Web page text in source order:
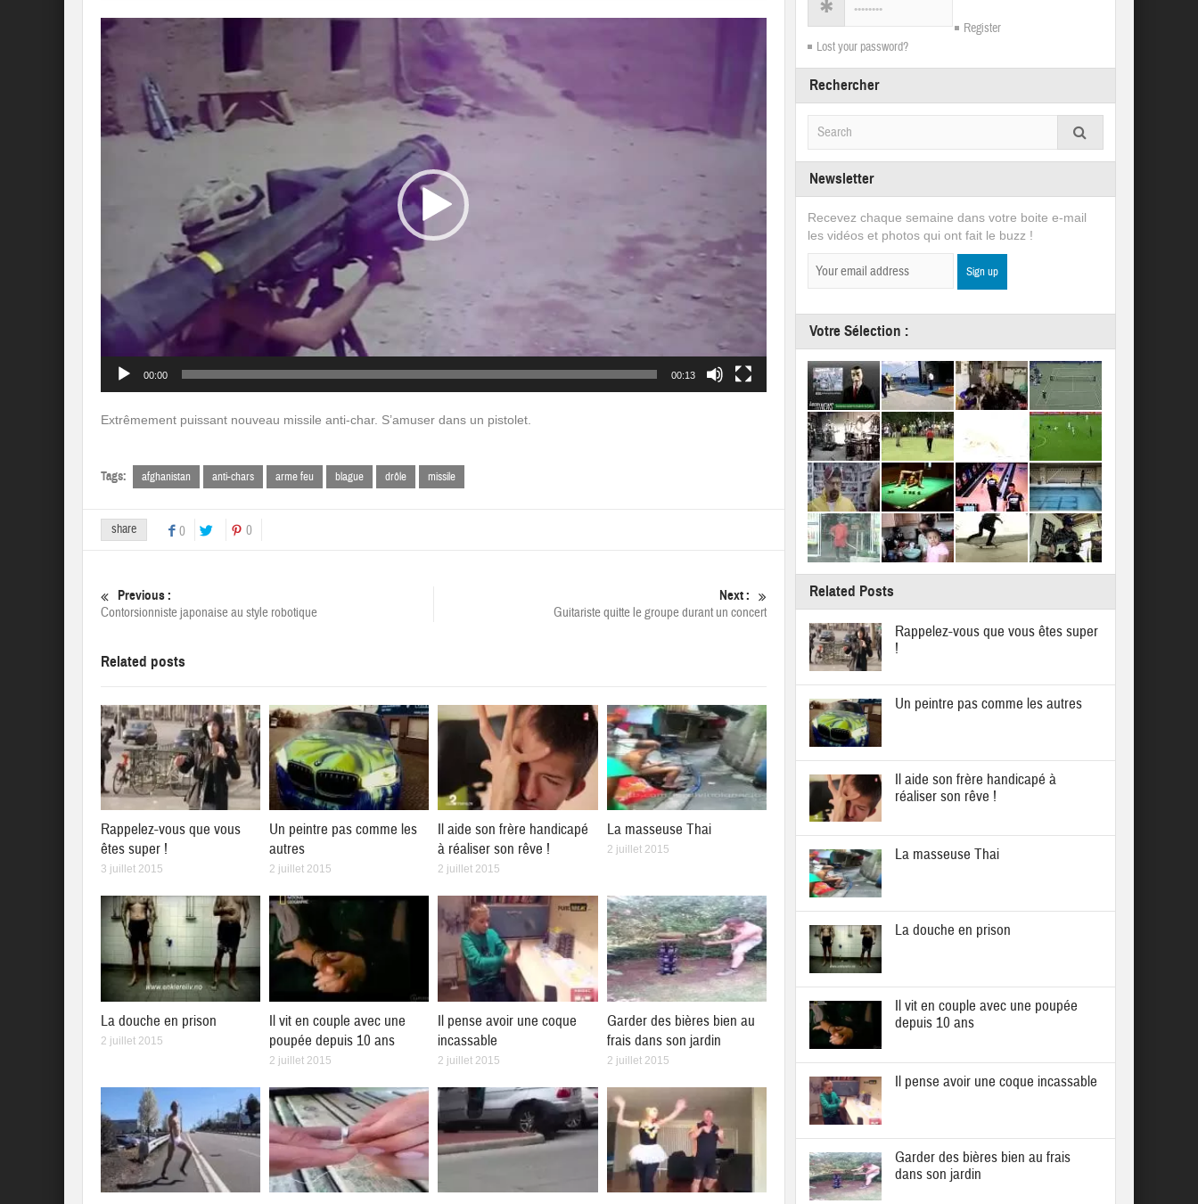
Lecteur
00:00 00:13
Extrêmement puissant nouveau missile anti-char. S’amuser dans un pistolet.
Tags: afghanistan anti-chars arme feu blague drôle missile
share 0 0
Previous :
Contorsionniste japonaise au style robotique
Next :
Guitariste quitte le groupe durant un concert
Related posts
Rappelez-vous que vous
êtes super !
3 juillet 2015
Un peintre pas comme les
autres
2 juillet 2015
Il aide son frère handicapé
à réaliser son rêve !
2 juillet 2015
La masseuse Thai
2 juillet 2015
La douche en prison
2 juillet 2015
Il vit en couple avec une
poupée depuis 10 ans
2 juillet 2015
Il pense avoir une coque
incassable
2 juillet 2015
Garder des bières bien au
frais dans son jardin
2 juillet 2015
Register
Lost your password?
Rechercher
Newsletter
Recevez chaque semaine dans votre boite e-mail
les vidéos et photos qui ont fait le buzz !
Votre Sélection :
Related Posts
Rappelez-vous que vous êtes super
!
Un peintre pas comme les autres
Il aide son frère handicapé à
réaliser son rêve !
La masseuse Thai
La douche en prison
Il vit en couple avec une poupée
depuis 10 ans
Il pense avoir une coque incassable
Garder des bières bien au frais
dans son jardin